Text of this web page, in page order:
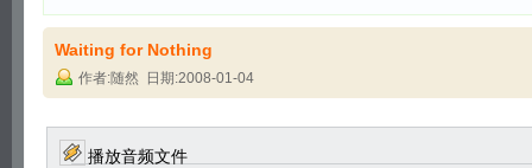
Waiting for Nothing
作者:随然 日期:2008-01-04
播放音频文件